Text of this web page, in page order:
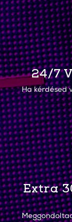
24/7
Ha kérdésed
Extra